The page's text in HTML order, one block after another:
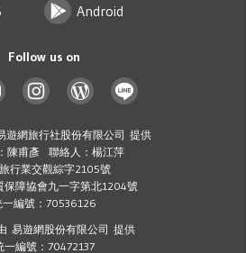
Android
Follow us on
遊網旅行社股份有限公司 提供
陳甫彥 聯絡人：楊江萍
行業交觀綜字2105號
保障協會九一字第北1204號
一編號：70536126
易遊網股份有限公司 提供
一編號：70472137